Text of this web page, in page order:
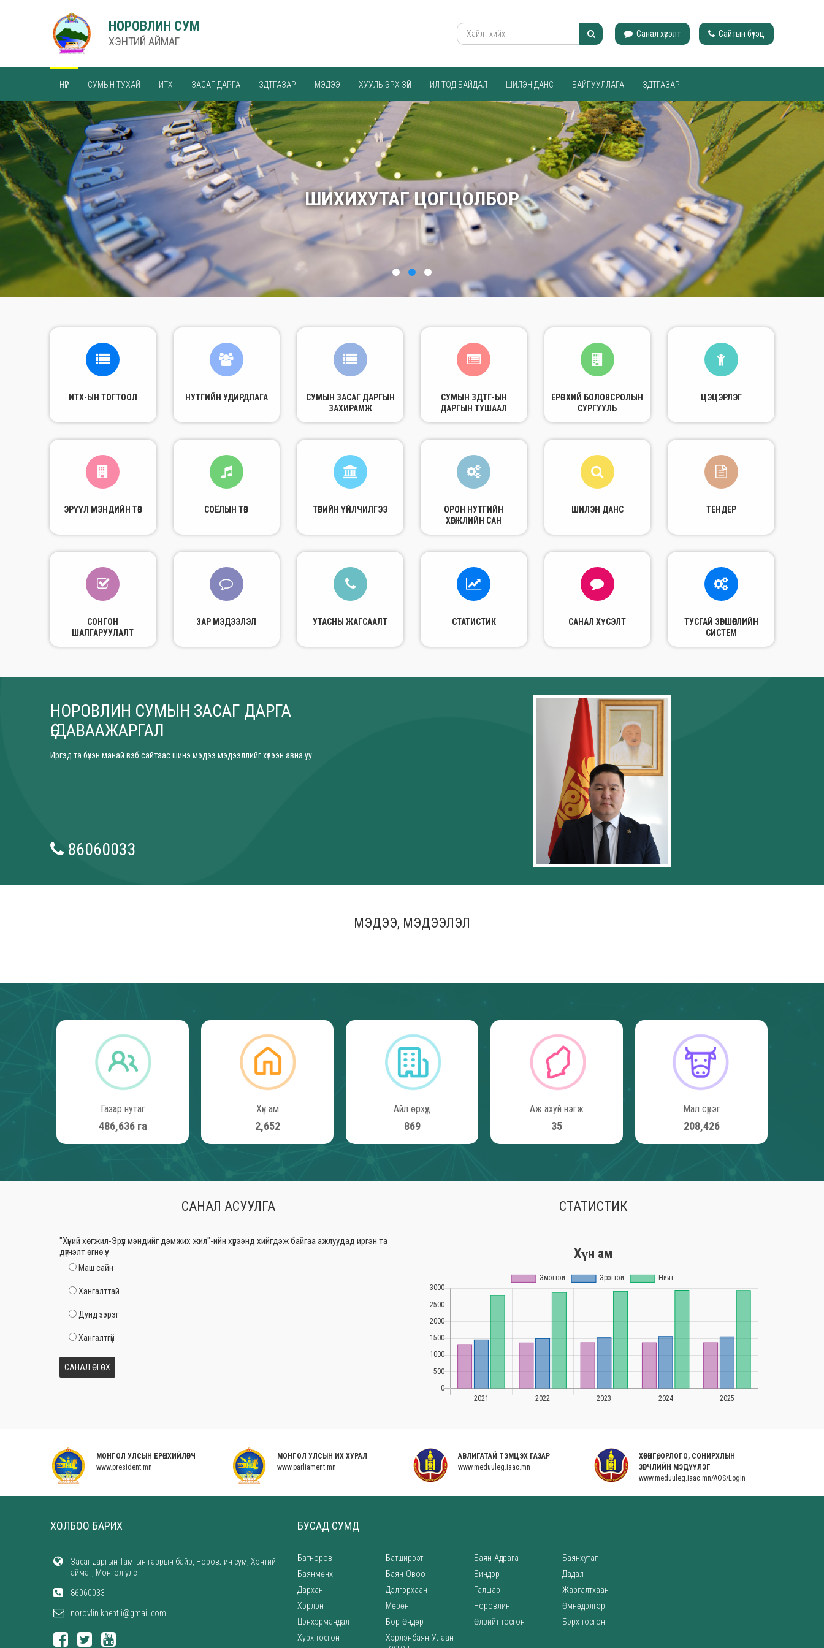
НОРОВЛИН СУМ
ХЭНТИЙ АЙМАГ
Санал хүсэлт Сайтын бүтэц
НҮҮР СУМЫН ТУХАЙ ИТХ ЗАСАГ ДАРГА ЗДТГАЗАР МЭДЭЭ ХУУЛЬ ЭРХ ЗҮЙ ИЛ ТОД БАЙДАЛ ШИЛЭН ДАНС БАЙГУУЛЛАГА ЗДТГАЗАР
ШИХИХУТАГ ЦОГЦОЛБОР
ИТХ-ЫН ТОГТООЛ НУТГИЙН УДИРДЛАГА
СУМЫН ЗАСАГ ДАРГЫН
ЗАХИРАМЖ
СУМЫН ЗДТГ-ЫН
ДАРГЫН ТУШААЛ
ЕРӨНХИЙ БОЛОВСРОЛЫН
СУРГУУЛЬ
ЦЭЦЭРЛЭГ
ЭРҮҮЛ МЭНДИЙН ТӨВ СОЁЛЫН ТӨВ ТӨРИЙН ҮЙЛЧИЛГЭЭ
ОРОН НУТГИЙН
ХӨГЖЛИЙН САН
ШИЛЭН ДАНС ТЕНДЕР
СОНГОН
ШАЛГАРУУЛАЛТ
ЗАР МЭДЭЭЛЭЛ УТАСНЫ ЖАГСААЛТ СТАТИСТИК САНАЛ ХҮСЭЛТ
ТУСГАЙ ЗӨВШӨӨРЛИЙН
СИСТЕМ
НОРОВЛИН СУМЫН ЗАСАГ ДАРГА
Ө.ДАВААЖАРГАЛ
Иргэд та бүхэн манай вэб сайтаас шинэ мэдээ мэдээллийг хүлээн авна уу.
86060033
МЭДЭЭ, МЭДЭЭЛЭЛ
Газар нутаг
547,603га
Хүн ам
2,985
Айл өрхүүд
978
Аж ахуй нэгж
40
Мал сүрэг
234,538
САНАЛ АСУУЛГА
"Хүний хөгжил-Эрүүл мэндийг дэмжих жил"-ийн хүрээнд хийгдэж байгаа ажлуудад иргэн та
дүгнэлт өгнө үү.
Маш сайн
Хангалттай
Дунд зэрэг
Хангалтгүй
СТАТИСТИК
МОНГОЛ УЛСЫН ЕРӨНХИЙЛӨГЧ
www.president.mn
МОНГОЛ УЛСЫН ИХ ХУРАЛ
www.parliament.mn
АВЛИГАТАЙ ТЭМЦЭХ ГАЗАР
www.meduuleg.iaac.mn
ХӨРӨНГӨ, ОРЛОГО, СОНИРХЛЫН
ЗӨРЧЛИЙН МЭДҮҮЛЭГ
www.meduuleg.iaac.mn/AOS/Login
ХОЛБОО БАРИХ
Засаг даргын Тамгын газрын байр, Норовлин сум, Хэнтий
аймаг, Монгол улс
86060033
norovlin.khentii@gmail.com
БУСАД СУМД
Батноров Батширээт Баян-Адрага
Баянхутаг
Баянмөнх
Баян-Овоо Биндэр
Дадал
Дархан
Дэлгэрхаан Галшар
Жаргалтхаан
Хэрлэн
Мөрөн Норовлин
Өмнөдэлгэр
Цэнхэрмандал
Бор-Өндөр Өлзийт тосгон
Бэрх тосгон
Хурх тосгон
Хэрлэнбаян-Улаан